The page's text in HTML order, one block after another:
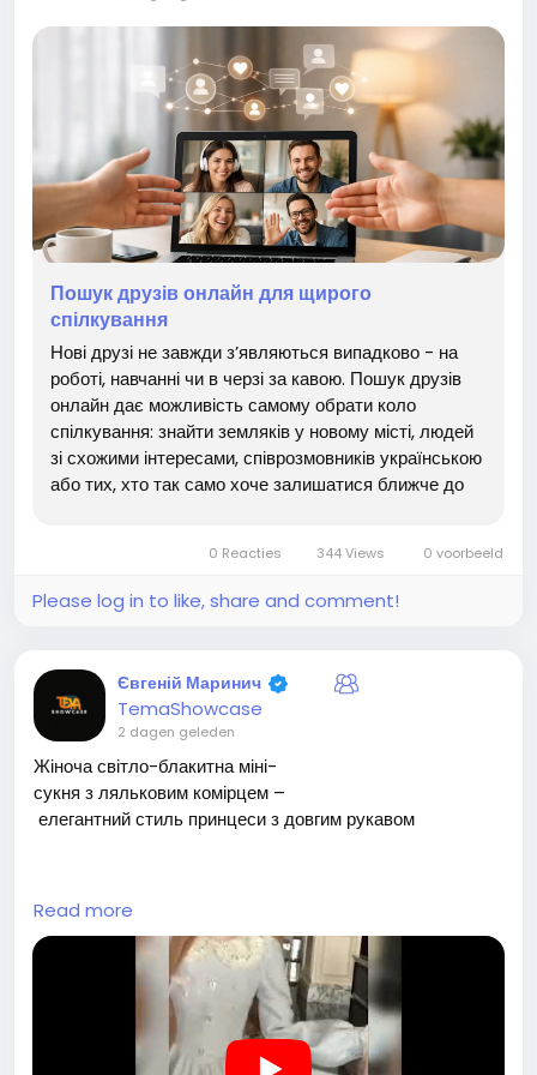
кусняшка #смачно #корисно #їжа #перекус #шопінг
#подарунок #купить #магазин #товар #онлайн
Пошук друзів онлайн для щирого
спілкування
Нові друзі не завжди з’являються випадково - на
роботі, навчанні чи в черзі за кавою. Пошук друзів
онлайн дає можливість самому обрати коло
спілкування: знайти земляків у новому місті, людей
зі схожими інтересами, співрозмовників українською
або тих, хто так само хоче залишатися ближче до
0 Reacties 344 Views 0 voorbeeld
Please log in to like, share and comment!
Євгеній Маринич
TemaShowcase
2 dagen geleden
Жіноча світло-блакитна міні-
сукня з ляльковим комірцем –
елегантний стиль принцеси з довгим рукавом
Сукня-белла з дрібним принтом/світло-
блакитна сукня «Тисяча золотих» у класичному елегант
ному стилі з ляльковим комірцем/
пишна жакардова сукня з печворком/ромбами/
об'ємна в'язана сукня з блискітками на осінь/зиму
👉 Посилання на товар:https://temu.to/k/e2azf5qw4
Read more